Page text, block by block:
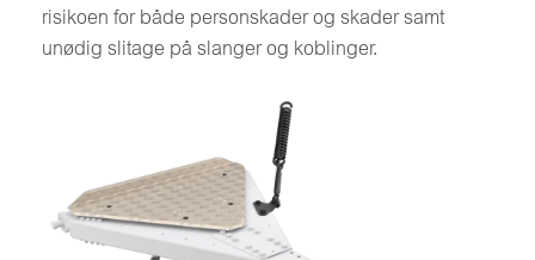
risikoen for både personskader og skader samt
unødig slitage på slanger og koblinger.